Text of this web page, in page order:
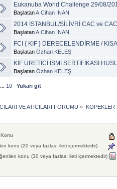
Eukanuba World Challenge 29/08/
BaşlatanA.Cihan İNAN
2014 İSTANBUL/SİLİVRİ CAC ve
BaşlatanA.Cihan İNAN
FCI { KIF } DERECELENDİRME /
BaşlatanÖzhan KELEŞ
KIF ÜRETİCİ İSMİ SERTİFİKASI
BaşlatanÖzhan KELEŞ
... 10 Yukarı git
VE ATICILARI FORUMU » KÖPEKLER
konu (20 veya fazlası ileti içermektedir)
konu (30 veya fazlası ileti içermektedir)